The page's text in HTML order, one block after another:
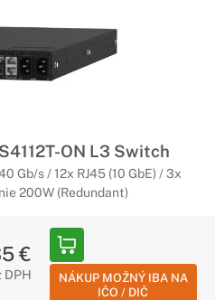
ON L3 Switch
Gb/s / 12x RJ45 (10 GbE) / 3x
200W (Redundant)
€
DPH
NÁKUP MOŽNÝ IBA NA
IČO / DIČ